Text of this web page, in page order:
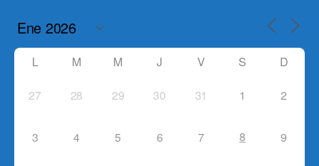
L M M J V S D
27 28 29 30 31 1 2
3 4 5 6 7 8 9